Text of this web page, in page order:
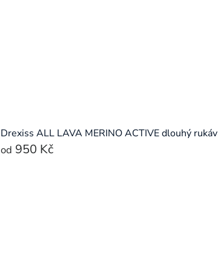
Drexiss ALL LAVA MERINO ACTIVE dlouhý rukáv
od 950 Kč